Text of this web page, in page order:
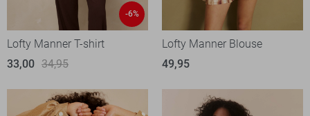
-6%
Lofty Manner T-shirt
33,00 34,95
Lofty Manner Blouse
49,95